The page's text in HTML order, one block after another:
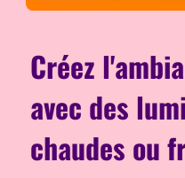
Créez
avec des
chaudes ou